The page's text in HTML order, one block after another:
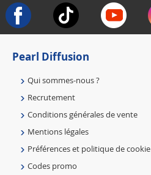
Pearl Diffusion
Qui sommes-nous ?
Recrutement
Conditions générales de vente
Mentions légales
Préférences et politique de cookie
Codes promo